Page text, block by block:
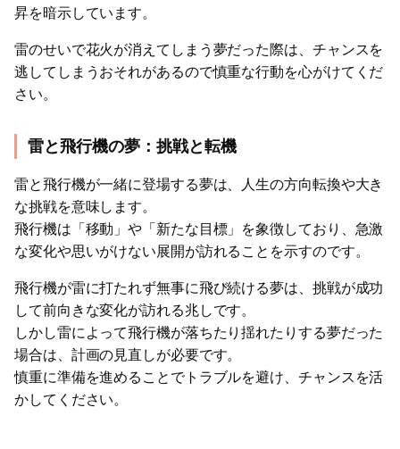
昇を暗示しています。
雷のせいで花火が消えてしまう夢だった際は、チャンスを
逃してしまうおそれがあるので慎重な行動を心がけてくだ
さい。
雷と飛行機の夢：挑戦と転機
雷と飛行機が一緒に登場する夢は、人生の方向転換や大き
な挑戦を意味します。
飛行機は「移動」や「新たな目標」を象徴しており、急激
な変化や思いがけない展開が訪れることを示すのです。
飛行機が雷に打たれず無事に飛び続ける夢は、挑戦が成功
して前向きな変化が訪れる兆しです。
しかし雷によって飛行機が落ちたり揺れたりする夢だった
場合は、計画の見直しが必要です。
慎重に準備を進めることでトラブルを避け、チャンスを活
かしてください。